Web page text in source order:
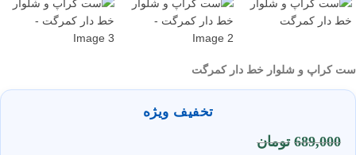
ست کراپ و شلوار خط دار کمرگت
تخفیف ویژه
689,000 تومان